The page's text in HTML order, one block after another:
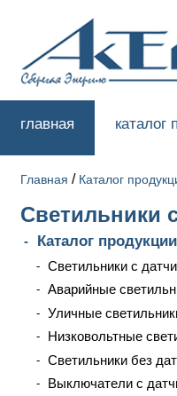
главная каталог
Главная / Каталог
Светильники
Каталог продукции
Светильники с
Аварийные
Уличные
Низковольтные
Светильники без
Выключатели с